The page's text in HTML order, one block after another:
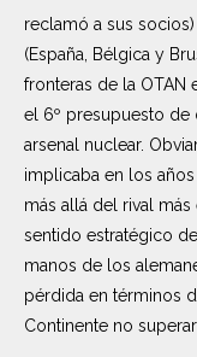
reclamó a sus
(España, Bélgica y
fronteras de la OTAN
el 6º presupuesto de
arsenal nuclear.
implicaba en los
más allá del rival
sentido estratégico
manos de los
pérdida en términos
Continente no